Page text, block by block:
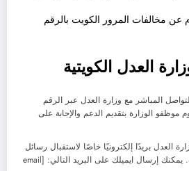
عن مخالفات المرور الكويت بالرقم
العدل الكويتية
المباشر مع وزارة العدل عبر الرقم
سيقوم موظفو الوزارة بتقديم الدعم والإجابة على
العدل بريدًا إلكترونيًا خاصًا لاستقبال رسائل
المراجعين والاستفسارات. يمكنك إرسال ايميلك على البريد التالي: [email